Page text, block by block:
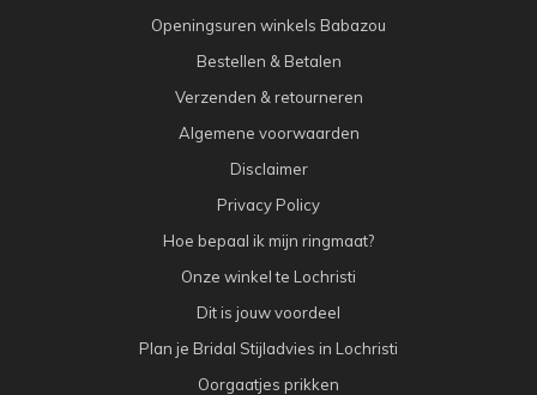
Openingsuren winkels Babazou
Bestellen & Betalen
Verzenden & retourneren
Algemene voorwaarden
Disclaimer
Privacy Policy
Hoe bepaal ik mijn ringmaat?
Onze winkel te Lochristi
Dit is jouw voordeel
Plan je Bridal Stijladvies in Lochristi
Oorgaatjes prikken